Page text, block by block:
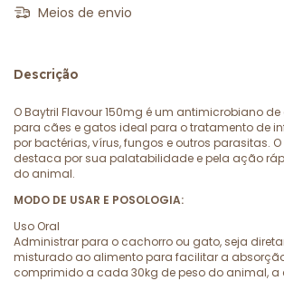
Meios de envio
Descrição
O Baytril Flavour 150mg é um antimicrobiano
para cães e gatos ideal para o tratamento de
por bactérias, vírus, fungos e outros parasitas.
destaca por sua palatabilidade e pela ação
do animal.
MODO DE USAR E POSOLOGIA:
Uso Oral
Administrar para o cachorro ou gato, seja
misturado ao alimento para facilitar a
comprimido a cada 30kg de peso do animal, a